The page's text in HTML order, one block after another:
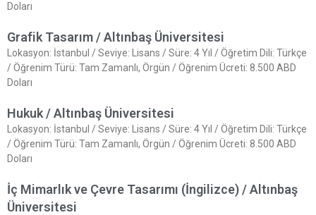
Doları
Grafik Tasarım / Altınbaş Üniversitesi
Lokasyon: İstanbul / Seviye: Lisans / Süre: 4 Yıl / Öğretim Dili: Türkçe
/ Öğrenim Türü: Tam Zamanlı, Örgün / Öğrenim Ücreti: 8.500 ABD
Doları
Hukuk / Altınbaş Üniversitesi
Lokasyon: İstanbul / Seviye: Lisans / Süre: 4 Yıl / Öğretim Dili: Türkçe
/ Öğrenim Türü: Tam Zamanlı, Örgün / Öğrenim Ücreti: 8.500 ABD
Doları
İç Mimarlık ve Çevre Tasarımı (İngilizce) / Altınbaş
Üniversitesi